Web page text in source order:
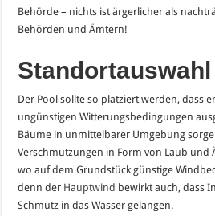
Behörde – nichts ist ärgerlicher als
Behörden und Ämtern!
Standortauswahl
Der Pool sollte so platziert werden, dass
ungünstigen Witterungsbedingungen
Bäume in unmittelbarer Umgebung
Verschmutzungen in Form von Laub und
wo auf dem Grundstück günstige
denn der Hauptwind bewirkt auch, dass
Schmutz in das Wasser gelangen.